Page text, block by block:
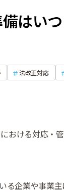
はい
法改正対応
おける対応・
る企業や事業